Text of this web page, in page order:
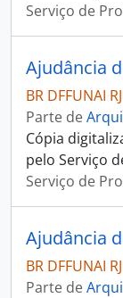
Serviço de
Ajudância
BR DFFUNAI
Parte de
Cópia
pelo Serviço
Serviço de
Ajudância
BR DFFUNAI
Parte de